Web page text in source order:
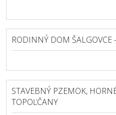
RODINNÝ DOM ŠALGOVCE
STAVEBNÝ PZEMOK,
TOPOĽČANY